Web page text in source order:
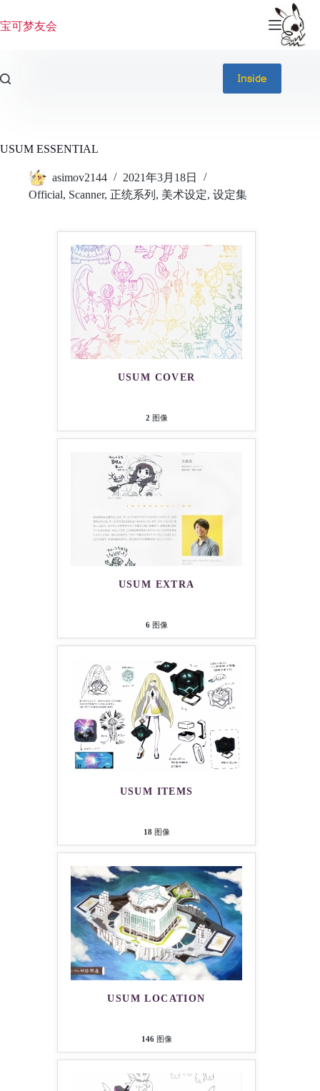
过
宝可梦友会
Inside
USUM ESSENTIAL
asimov2144
2021年3月18日
Official, Scanner, 正统系列 , 美术设定, 设定集
USUM COVER
2 图像
USUM EXTRA
6图像
USUM ITEMS
18图像
USUM LOCATION
146图像